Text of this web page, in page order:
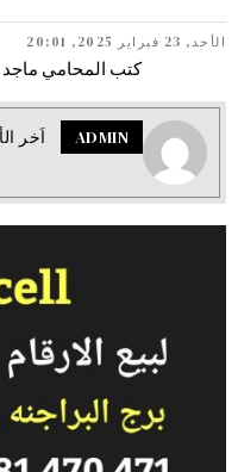
الأحد, 23 فبراير 2025, 20:01
كتب المحامي ماجد
ADMIN اَخر